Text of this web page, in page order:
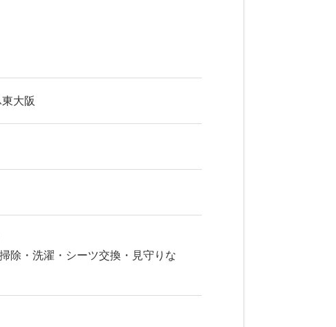
大阪
除・洗濯・シーツ交換・見守りな